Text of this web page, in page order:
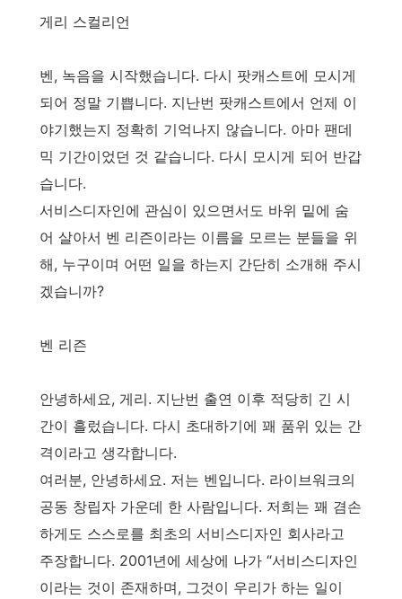
게리 스컬리언
벤, 녹음을 시작했습니다. 다시 팟캐스트에 모시게
되어 정말 기쁩니다. 지난번 팟캐스트에서 언제 이
야기했는지 정확히 기억나지 않습니다. 아마 팬데
믹 기간이었던 것 같습니다. 다시 모시게 되어 반갑
습니다.
서비스디자인에 관심이 있으면서도 바위 밑에 숨
어 살아서 벤 리즌이라는 이름을 모르는 분들을 위
해, 누구이며 어떤 일을 하는지 간단히 소개해 주시
겠습니까?
벤 리즌
안녕하세요, 게리. 지난번 출연 이후 적당히 긴 시
간이 흘렀습니다. 다시 초대하기에 꽤 품위 있는 간
격이라고 생각합니다.
여러분, 안녕하세요. 저는 벤입니다. 라이브워크의
공동 창립자 가운데 한 사람입니다. 저희는 꽤 겸손
하게도 스스로를 최초의 서비스디자인 회사라고
주장합니다. 2001년에 세상에 나가 “서비스디자인
이라는 것이 존재하며, 그것이 우리가 하는 일이